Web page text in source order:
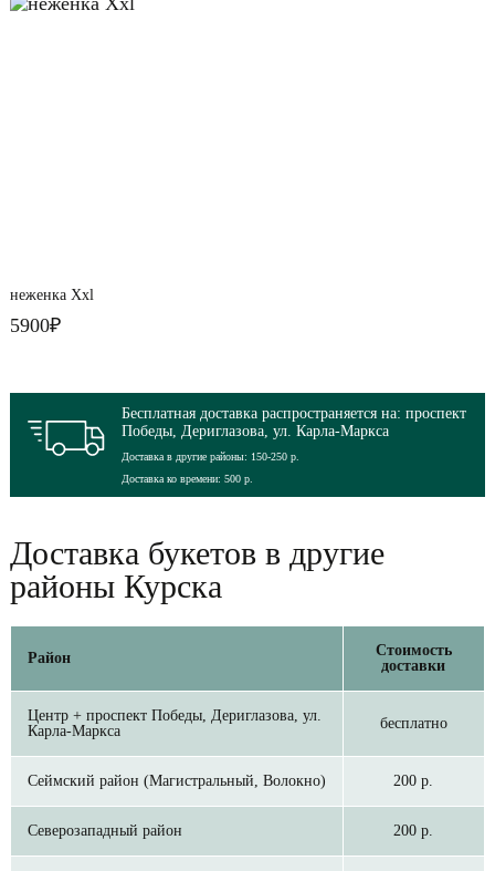
неженка Xxl
5900₽
Бесплатная доставка распространяется на: проспект
Победы, Дериглазова, ул. Карла-Маркса
Доставка в другие районы: 150-250 р.
Доставка ко времени: 500 р.
Доставка букетов в другие
районы Курска
Район
Стоимость
доставки
Центр + проспект Победы, Дериглазова, ул.
Карла-Маркса
бесплатно
Сеймский район (Магистральный, Волокно) 200 р.
Северозападный район 200 р.